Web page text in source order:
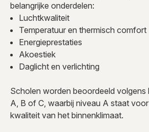
belangrijke onderdelen:
Luchtkwaliteit
Temperatuur en thermisch comfort
Energieprestaties
Akoestiek
Daglicht en verlichting
Scholen worden beoordeeld volgens
A, B of C, waarbij niveau A staat
kwaliteit van het binnenklimaat.